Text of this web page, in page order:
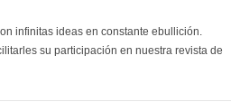
infinitas ideas en constante ebullición.
su participación en nuestra revista de